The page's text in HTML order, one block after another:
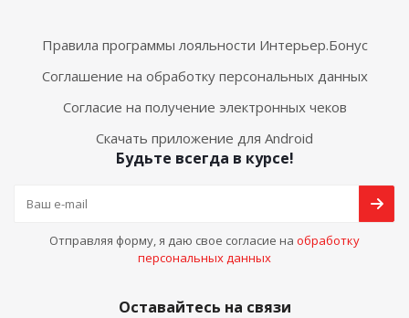
Правила программы лояльности Интерьер.Бонус
Соглашение на обработку персональных данных
Согласие на получение электронных чеков
Скачать приложение для Android
Будьте всегда в курсе!
Отправляя форму, я даю свое согласие на обработку
персональных данных
Оставайтесь на связи